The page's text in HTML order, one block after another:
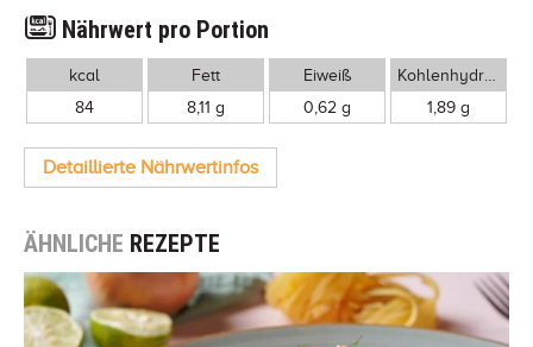
Nährwert pro Portion
kcal
84
Fett
8,11 g
Eiweiß
0,62 g
1,89 g
Detaillierte Nährwertinfos
ÄHNLICHE REZEPTE